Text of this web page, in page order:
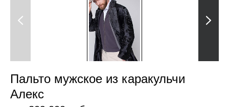
Previous Next
Пальто мужское из каракульчи
Алекс